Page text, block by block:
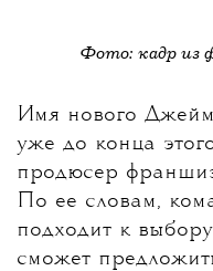
Фото: кадр из
Имя нового
уже до конца
продюсер
По ее словам,
подходит к
сможет